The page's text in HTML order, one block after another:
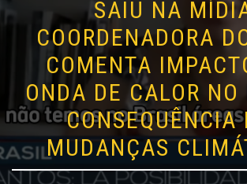
SAIU NA
COORDENADORA
COMENTA
ONDA DE CALOR
CONSEQUÊNCIA
MUDANÇAS